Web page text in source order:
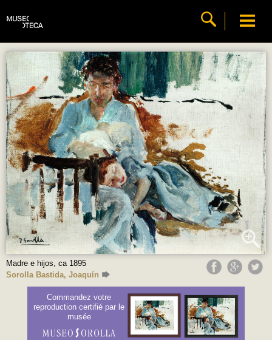
Madre e hijos, ca 1895
Sorolla Bastida, Joaquín
Commandez votre
reproduction certifié par le
musée